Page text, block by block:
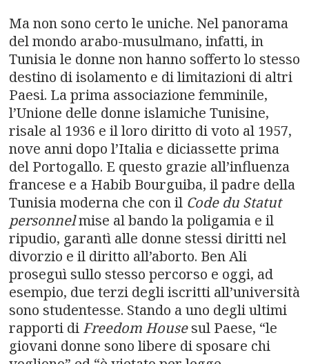
a
v
i
g
a
t
i
o
n
Ma non sono certo le uniche. Nel panorama
del mondo arabo-musulmano, infatti, in
Tunisia le donne non hanno sofferto lo stesso
destino di isolamento e di limitazioni di altri
Paesi. La prima associazione femminile,
l’Unione delle donne islamiche Tunisine,
risale al 1936 e il loro diritto di voto al 1957,
nove anni dopo l’Italia e diciassette prima
del Portogallo. E questo grazie all’influenza
francese e a Habib Bourguiba, il padre della
Tunisia moderna che con il Code du Statut
personnelmise al bando la poligamia e il
ripudio, garantì alle donne stessi diritti nel
divorzio e il diritto all’aborto. Ben Ali
proseguì sullo stesso percorso e oggi, ad
esempio, due terzi degli iscritti all’università
sono studentesse. Stando a uno degli ultimi
rapporti di Freedom Housesul Paese, “le
giovani donne sono libere di sposare chi